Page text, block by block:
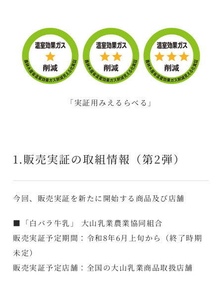
「実証用みえるらべる」
1.販売実証の取組情報（第2弾）
今回、販売実証を新たに開始する商品及び店舗
■「白バラ牛乳」 大山乳業農業協同組合
販売実証予定期間：令和8年6月上旬から（終了時期
未定）
販売実証予定店舗：全国の大山乳業商品取扱店舗